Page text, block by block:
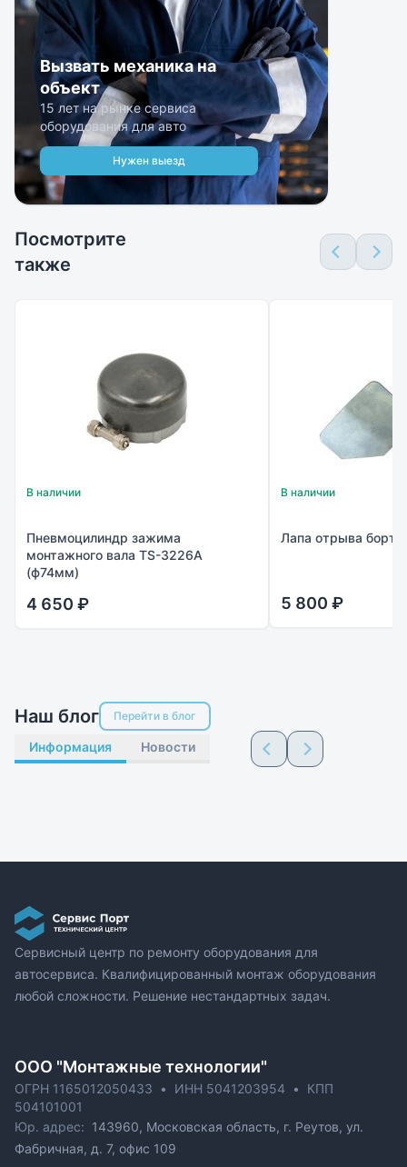
Вызвать механика на
объект
15 лет на рынке сервиса
оборудования для авто
Нужен выезд
Посмотрите
также
В наличии
Пневмоцилиндр зажима
монтажного вала TS-3226A
(ф74мм)
4 650 ₽
В наличии
Лапа отрыва
5 800 ₽
Наш блог Перейти в блог
Информация Новости
Сервисный центр по ремонту оборудования для
автосервиса. Квалифицированный монтаж оборудования
любой сложности. Решение нестандартных задач.
ОOO "Монтажные технологии"
ОГРН 1165012050433 • ИНН 5041203954 •
КПП
504101001
Юр. адрес: 143960, Московская область, г. Реутов, ул.
Фабричная, д. 7, офис 109